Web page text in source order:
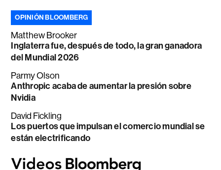
OPINIÓN BLOOMBERG
Matthew Brooker
Inglaterra fue, después de todo, la gran ganadora
del Mundial 2026
Parmy Olson
Anthropic acaba de aumentar la presión sobre
Nvidia
David Fickling
Los puertos que impulsan el comercio mundial se
están electrificando